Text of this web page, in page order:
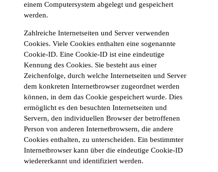
einem Computersystem abgelegt und gespeichert
werden.
Zahlreiche Internetseiten und Server verwenden
Cookies. Viele Cookies enthalten eine sogenannte
Cookie-ID. Eine Cookie-ID ist eine eindeutige
Kennung des Cookies. Sie besteht aus einer
Zeichenfolge, durch welche Internetseiten und Server
dem konkreten Internetbrowser zugeordnet werden
können, in dem das Cookie gespeichert wurde. Dies
ermöglicht es den besuchten Internetseiten und
Servern, den individuellen Browser der betroffenen
Person von anderen Internetbrowsern, die andere
Cookies enthalten, zu unterscheiden. Ein bestimmter
Internetbrowser kann über die eindeutige Cookie-ID
wiedererkannt und identifiziert werden.